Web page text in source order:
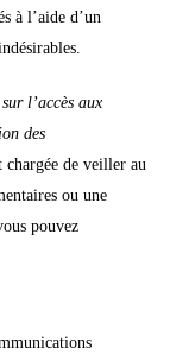
à l’aide d’un
l’accès aux
des
chargée de veiller au
ou une
pouvez